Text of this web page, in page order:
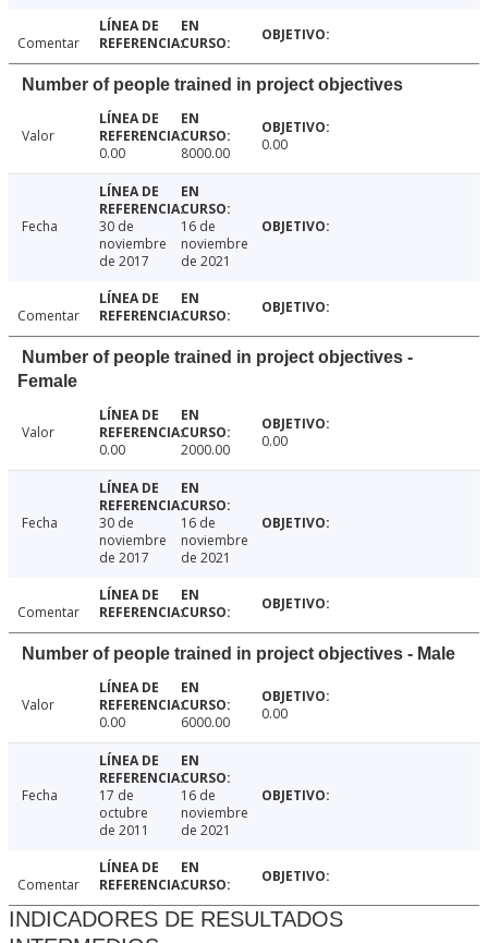
Comentar
Number of people trained in project objectives
Valor
0.00
8000.00 0.00
Fecha
30 de
noviembre
de 2017
16 de
noviembre
de 2021
Comentar
Number of people trained in project objectives -
Female
Valor
0.00
2000.00 0.00
Fecha
30 de
noviembre
de 2017
16 de
noviembre
de 2021
Comentar
Number of people trained in project objectives - Male
Valor
0.00
6000.00 0.00
Fecha
17 de
octubre
de 2011
16 de
noviembre
de 2021
Comentar
INDICADORES DE RESULTADOS